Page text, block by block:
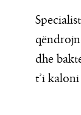
dhe
t’i